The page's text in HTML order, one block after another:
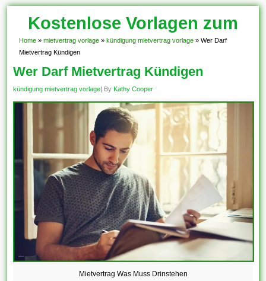
Kostenlose Vorlagen zum
Download!
Home » mietvertrag vorlage » kündigung mietvertrag vorlage » Wer Darf
Mietvertrag Kündigen
Wer Darf Mietvertrag Kündigen
kündigung mietvertrag vorlage| By Kathy Cooper
Mietvertrag Was Muss Drinstehen